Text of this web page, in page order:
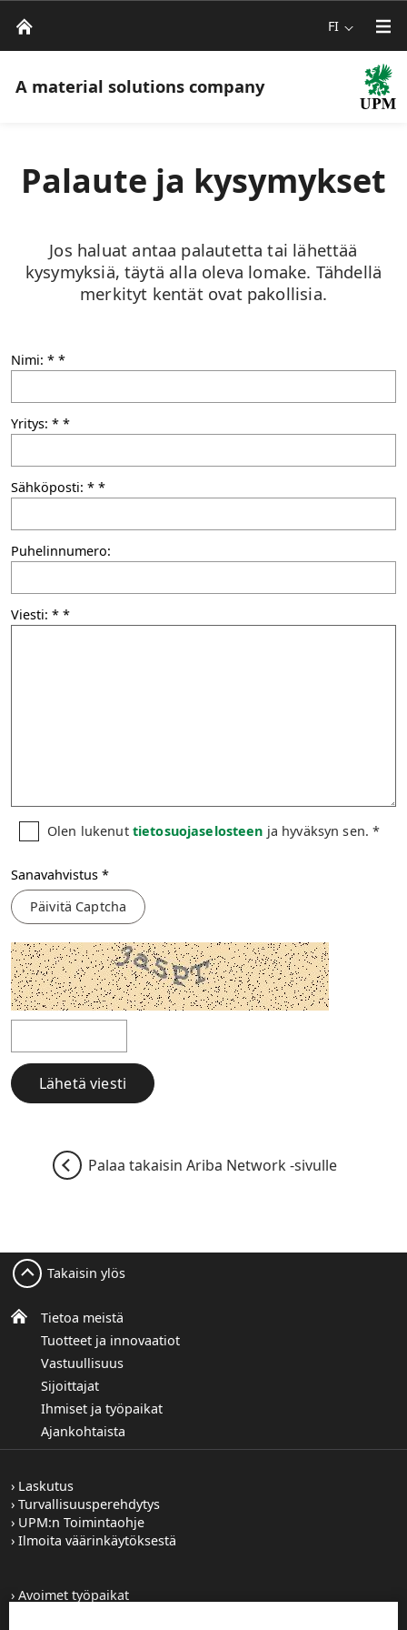
FI
A material solutions company
Palaute ja kysymykset
Jos haluat antaa palautetta tai lähettää
kysymyksiä, täytä alla oleva lomake. Tähdellä
merkityt kentät ovat pakollisia.
Nimi: *
Yritys: *
Sähköposti: *
Puhelinnumero:
Viesti: *
Olen lukenut tietosuojaselosteen ja hyväksyn sen. *
Sanavahvistus
Päivitä Captcha
Lähetä viesti
Palaa takaisin Ariba Network -sivulle
Tietoa meistä
Tuotteet ja innovaatiot
Vastuullisuus
Sijoittajat
Ihmiset ja työpaikat
Ajankohtaista
Takaisin ylös
Laskutus
Turvallisuusperehdytys
UPM:n Toimintaohje
Ilmoita väärinkäytöksestä
Avoimet työpaikat